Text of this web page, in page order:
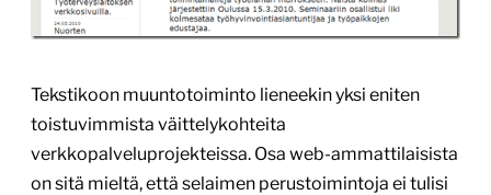
Tekstikoon muuntotoiminto lieneekin yksi eniten
toistuvimmista väittelykohteita
verkkopalveluprojekteissa. Osa web-ammattilaisista
on sitä mieltä, että selaimen perustoimintoja ei tulisi